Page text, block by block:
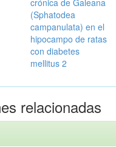
crónica de Galeana
(Sphatodea
campanulata) en el
hipocampo de ratas
con diabetes
mellitus 2
relacionadas